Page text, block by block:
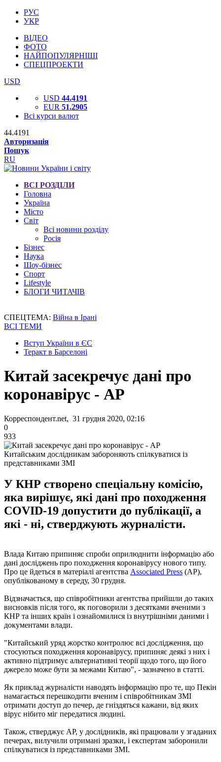
РУС
УКР
ВІДЕО
ФОТО
НАЙПОПУЛЯРНІШІ
СПЕЦПРОЕКТИ
USD
USD 44.4191
EUR 51.2905
Всі курси валют
44.4191
Авторизація
Пошук
RU
ВСІ РОЗДІЛИ
Головна
Україна
Місто
Світ
Всі новини розділу
Росія
Бізнес
Наука
Шоу-бізнес
Спорт
Lifestyle
БЛОГИ ЧИТАЧІВ
СПЕЦТЕМА: Війна в Ірані
ВСІ ТЕМИ
Вступ України в ЄС
Теракт в Барселоні
Китай засекречує дані про
коронавірус - AP
Корреспондент.net, 31 грудня 2020, 02:16
0
933
Китайським дослідникам забороняють спілкуватися із
представниками ЗМІ
У КНР створено спеціальну комісію,
яка вирішує, які дані про походження
COVID-19 допустити до публікації, а
які - ні, стверджують журналісти.
Влада Китаю припиняє спроби оприлюднити інформацію або
дані досліджень про походження коронавірусу нового типу.
Про це йдеться в матеріалі агентства Associated Press (AP),
опублікованому в середу, 30 грудня.
Відзначається, що співробітники агентства прийшли до таких
висновків після того, як поговорили з десятками вченими з
КНР та інших країн і ознайомилися із внутрішніми даними і
документами влади.
"Китайський уряд жорстко контролює всі дослідження, що
стосуються походження коронавірусу, припиняє деякі з них і
активно підтримує альтернативні теорії щодо того, що його
джерело може бути за межами Китаю", - зазначено в статті.
Як приклад журналісти наводять інформацію про те, що Пекін
намагається перешкодити вченим і співробітникам ЗМІ
отримати доступ до печер, де гніздяться кажани, від яких
вірус нібито міг передатися людині.
Також, стверджує АР, у дослідників, які працювали у згаданих
печерах, вилучили отримані зразки, і експертам заборонили
спілкуватися із представниками ЗМІ.